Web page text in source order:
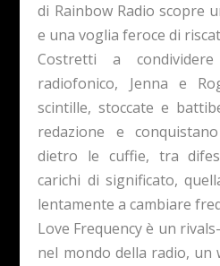
di Rainbow Radio scopre
e una voglia feroce di
Costretti a
radiofonico, Jenna e
scintille, stoccate e
redazione e
dietro le cuffie, tra
carichi di significato,
lentamente a cambiare
Love Frequency è un
nel mondo della radio, un